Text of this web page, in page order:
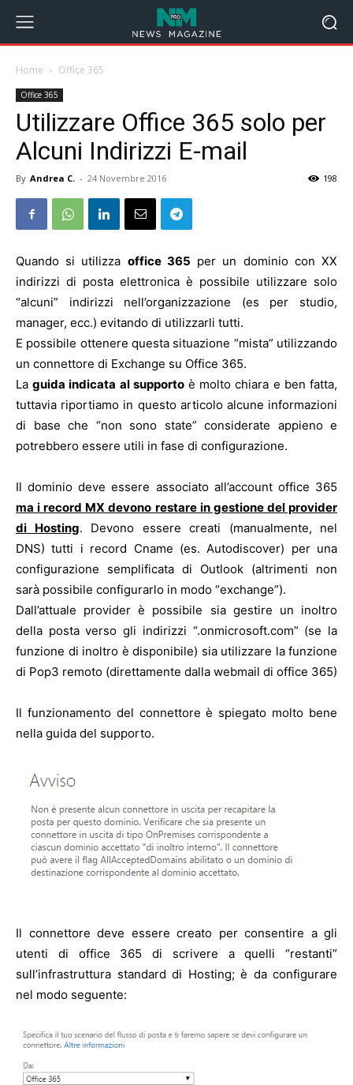
Home Office 365
Office 365
Utilizzare Office 365 solo per
Alcuni Indirizzi E-mail
By Andrea C. - 24 Novembre 2016 198
Quando si utilizza office 365 per un dominio con XX
indirizzi di posta elettronica è possibile utilizzare solo
“alcuni” indirizzi nell’organizzazione (es per studio,
manager, ecc.) evitando di utilizzarli tutti.
E possibile ottenere questa situazione “mista” utilizzando
un connettore di Exchange su Office 365.
Laguida indicata al supportoè molto chiara e ben fatta,
tuttavia riportiamo in questo articolo alcune informazioni
di base che “non sono state” considerate appieno e
potrebbero essere utili in fase di configurazione.
Il dominio deve essere associato all’account office 365
ma i record MX devono restare in gestione del provider
di Hosting. Devono essere creati (manualmente, nel
DNS) tutti i record Cname (es. Autodiscover) per una
configurazione semplificata di Outlook (altrimenti non
sarà possibile configurarlo in modo “exchange”).
Dall’attuale provider è possibile sia gestire un inoltro
della posta verso gli indirizzi “.onmicrosoft.com” (se la
funzione di inoltro è disponibile) sia utilizzare la funzione
di Pop3 remoto (direttamente dalla webmail di office 365)
Il funzionamento del connettore è spiegato molto bene
nella guida del supporto.
Il connettore deve essere creato per consentire a gli
utenti di office 365 di scrivere a quelli “restanti”
sull’infrastruttura standard di Hosting; è da configurare
nel modo seguente: